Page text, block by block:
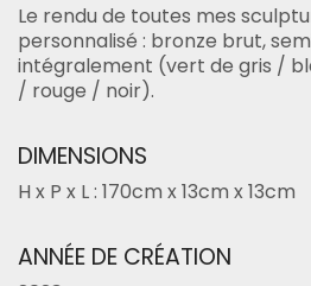
Le rendu de toutes mes
personnalisé : bronze brut,
intégralement (vert de gris /
/ rouge / noir).
DIMENSIONS
H x P x L : 170cm x 13cm x 13cm
ANNÉE DE CRÉATION